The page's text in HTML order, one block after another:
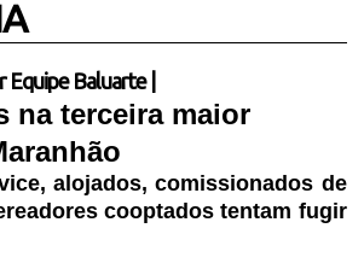
Equipe Baluarte
na terceira maior
alojados, comissionados de
cooptados tentam fugir